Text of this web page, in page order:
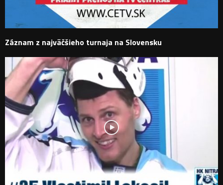
Záznam z najväčšieho turnaja na Slovensku